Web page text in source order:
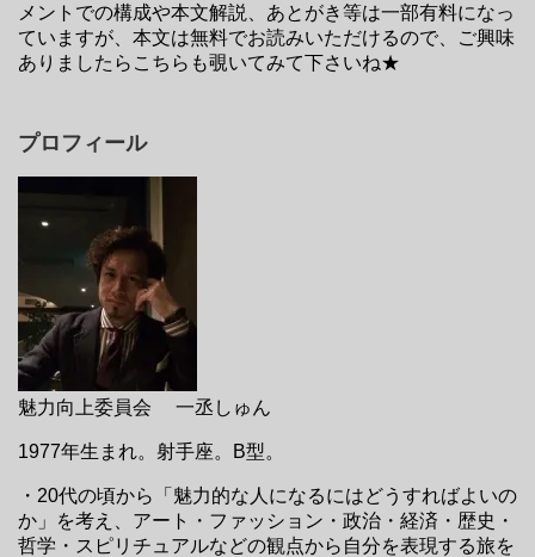
メントでの構成や本文解説、あとがき等は一部有料になっ
ていますが、本文は無料でお読みいただけるので、ご興味
ありましたらこちらも覗いてみて下さいね★
プロフィール
魅力向上委員会 一丞しゅん
1977年生まれ。射手座。B型。
・20代の頃から「魅力的な人になるにはどうすればよいの
か」を考え、アート・ファッション・政治・経済・歴史・
哲学・スピリチュアルなどの観点から自分を表現する旅を